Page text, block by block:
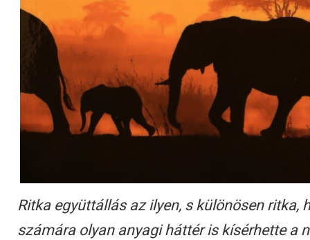
Ritka együttállás az ilyen, s különösen ritka,
számára olyan anyagi háttér is kísérhette a